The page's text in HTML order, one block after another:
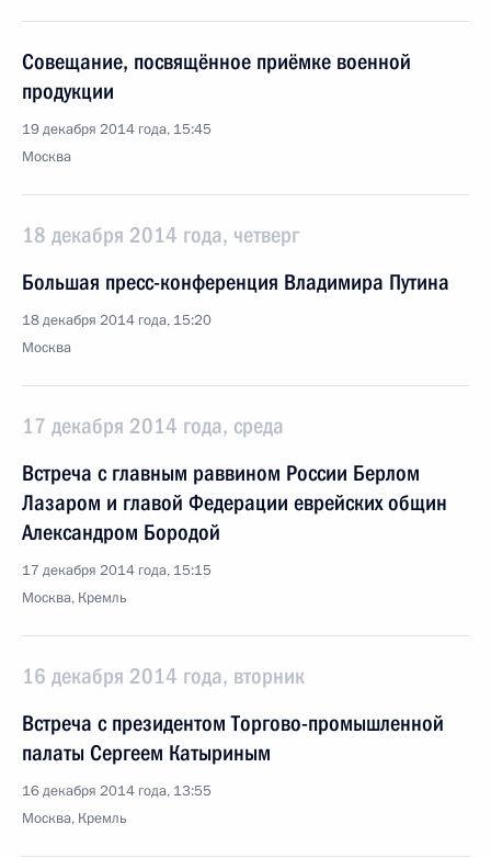
Совещание, посвящённое приёмке военной
продукции
19 декабря 2014 года, 15:45
Москва
18 декабря 2014 года, четверг
Большая пресс-конференция Владимира Путина
18 декабря 2014 года, 15:20
Москва
17 декабря 2014 года, среда
Встреча с главным раввином России Берлом
Лазаром и главой Федерации еврейских общин
Александром Бородой
17 декабря 2014 года, 15:15
Москва, Кремль
16 декабря 2014 года, вторник
Встреча с президентом Торгово-промышленной
палаты Сергеем Катыриным
16 декабря 2014 года, 13:55
Москва, Кремль